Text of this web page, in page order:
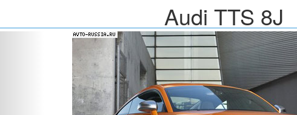
Audi TTS 8J